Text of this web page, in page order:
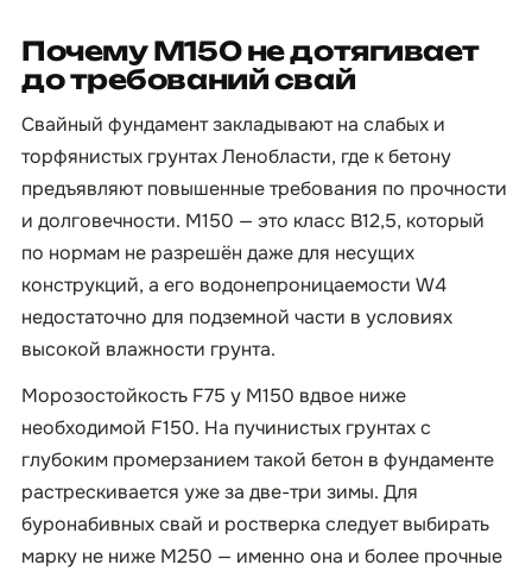
Почему М150 не дотягивает
до требований свай
Свайный фундамент закладывают на слабых и
торфянистых грунтах Ленобласти, где к бетону
предъявляют повышенные требования по прочности
и долговечности. М150 — это класс B12,5, который
по нормам не разрешён даже для несущих
конструкций, а его водонепроницаемости W4
недостаточно для подземной части в условиях
высокой влажности грунта.
Морозостойкость F75 у М150 вдвое ниже
необходимой F150. На пучинистых грунтах с
глубоким промерзанием такой бетон в фундаменте
растрескивается уже за две-три зимы. Для
буронабивных свай и ростверка следует выбирать
марку не ниже М250 — именно она и более прочные